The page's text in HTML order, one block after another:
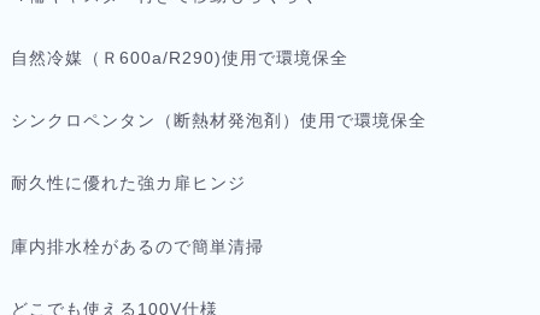
自然冷媒（Ｒ600a/R290)使用で環境保全
シンクロペンタン（断熱材発泡剤）使用で環境保全
耐久性に優れた強カ扉ヒンジ
庫内排水栓があるので簡単清掃
どこでも使える100V仕様